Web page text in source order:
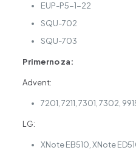
EUP-P5-1-22
SQU-702
SQU-703
Primerno za:
Advent:
7201, 7211, 7301, 7302,
LG:
XNote EB510, XNote